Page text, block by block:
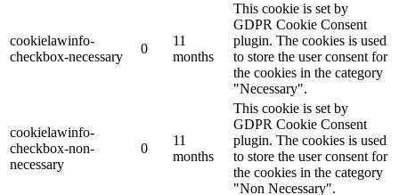
cookielawinfo-
checkbox-necessary
0
11
months
This cookie is set by
GDPR Cookie Consent
plugin. The cookies is used
to store the user consent for
the cookies in the category
"Necessary".
cookielawinfo-
checkbox-non-
necessary
0
11
months
This cookie is set by
GDPR Cookie Consent
plugin. The cookies is used
to store the user consent for
the cookies in the category
"Non Necessary".